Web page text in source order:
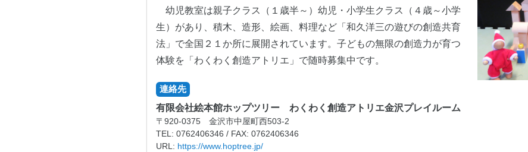
幼児教室は親子クラス（１歳半～）幼児・小学生クラス（４歳～小学
生）があり、積木、造形、絵画、料理など「和久洋三の遊びの創造共育
法」で全国２１か所に展開されています。子どもの無限の創造力が育つ
体験を「わくわく創造アトリエ」で随時募集中です。
連絡先
有限会社絵本館ホップツリー わくわく創造アトリエ金沢プレイルーム
〒920-0375 金沢市中屋町西503-2
TEL: 0762406346 / FAX: 0762406346
URL: https://www.hoptree.jp/